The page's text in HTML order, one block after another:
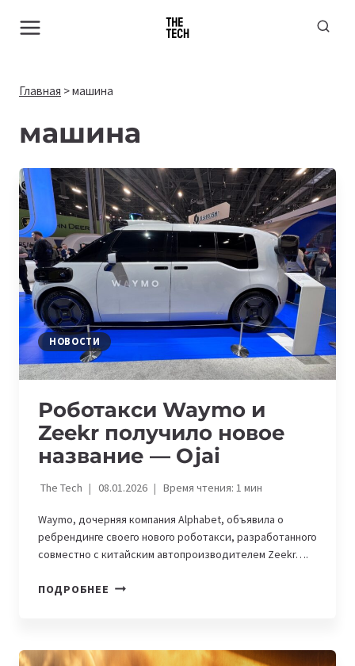
Главная >машина
машина
НОВОСТИ
Роботакси Waymo и
Zeekr получило новое
название — Ojai
The Tech 08.01.2026 Время чтения: 1мин
Waymo, дочерняя компания Alphabet, объявила о
ребрендинге своего нового роботакси, разработанного
совместно с китайским автопроизводителем Zeekr….
ПОДРОБНЕЕ РОБОТАКСИ
ПОЛУЧИЛО